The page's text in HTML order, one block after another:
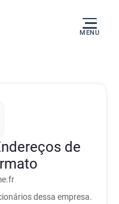
MENU
de
dessa empresa.